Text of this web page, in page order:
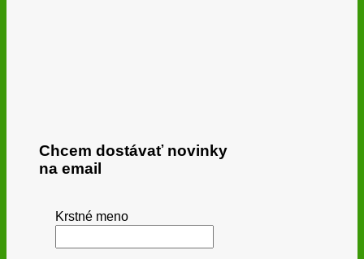
Chcem dostávať novinky
na email
Krstné meno